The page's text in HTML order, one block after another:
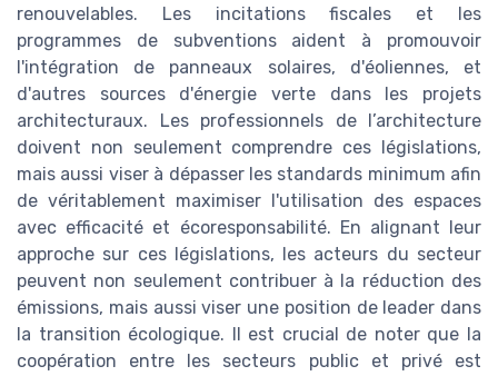
renouvelables. Les incitations fiscales et les
programmes de subventions aident à promouvoir
l'intégration de panneaux solaires, d'éoliennes, et
d'autres sources d'énergie verte dans les projets
architecturaux. Les professionnels de l’architecture
doivent non seulement comprendre ces législations,
mais aussi viser à dépasser les standards minimum afin
de véritablement maximiser l'utilisation des espaces
avec efficacité et écoresponsabilité. En alignant leur
approche sur ces législations, les acteurs du secteur
peuvent non seulement contribuer à la réduction des
émissions, mais aussi viser une position de leader dans
la transition écologique. Il est crucial de noter que la
coopération entre les secteurs public et privé est